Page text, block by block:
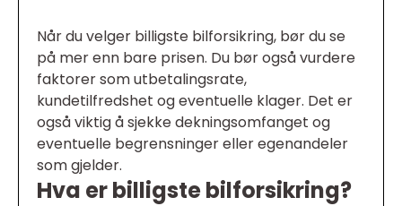
Når du velger billigste bilforsikring, bør du se
på mer enn bare prisen. Du bør også vurdere
faktorer som utbetalingsrate,
kundetilfredshet og eventuelle klager. Det er
også viktig å sjekke dekningsomfanget og
eventuelle begrensninger eller egenandeler
som gjelder.
Hva er billigste bilforsikring?